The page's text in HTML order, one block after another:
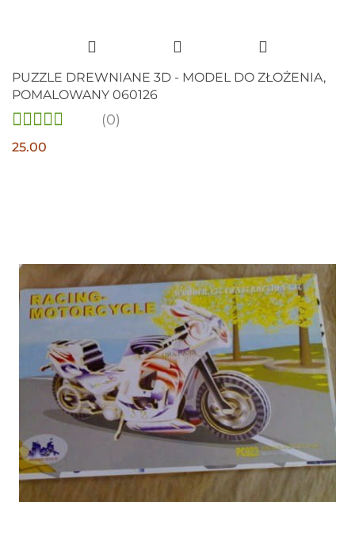
PUZZLE DREWNIANE 3D - MODEL DO ZŁOŻENIA,
POMALOWANY 060126
(0)
25.00